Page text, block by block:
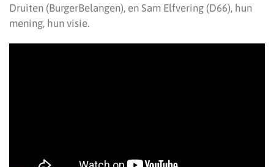
Druiten (BurgerBelangen), en Sam Elfvering (D66), hun
mening, hun visie.